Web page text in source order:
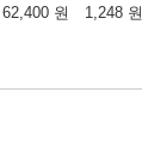
62,400 원 1,248 원